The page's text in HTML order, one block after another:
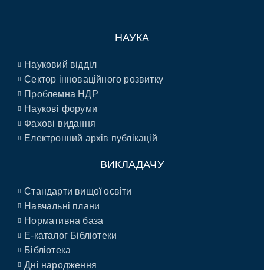
НАУКА
Науковий відділ
Сектор інноваційного розвитку
Проблемна НДР
Наукові форуми
Фахові видання
Електронний архів публікацій
ВИКЛАДАЧУ
Стандарти вищої освіти
Навчальні плани
Нормативна база
E-каталог Бібліотеки
Бібліотека
Дні народження